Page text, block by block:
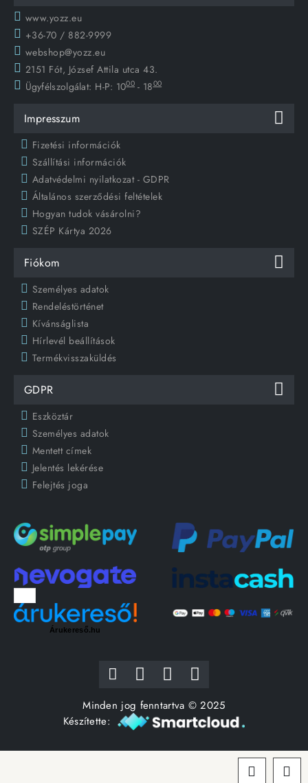
www.yozz.eu
+36-70 / 882-9999
webshop@yozz.eu
2151 Fót, József Attila utca 43.
Ügyfélszolgálat: H-P: 1000 - 1800
Impresszum
Fizetési információk
Szállítási információk
Adatvédelmi nyilatkozat - GDPR
Általános szerződési feltételek
Hogyan tudok vásárolni?
SZÉP Kártya 2026
Fiókom
Személyes adatok
Rendeléstörténet
Kívánságlista
Hírlevél beállítások
Termékvisszaküldés
GDPR
Eszköztár
Személyes adatok
Mentett címek
Jelentés lekérése
Felejtés joga
Árukereső.hu
Minden jog fenntartva © 2025
Készítette: